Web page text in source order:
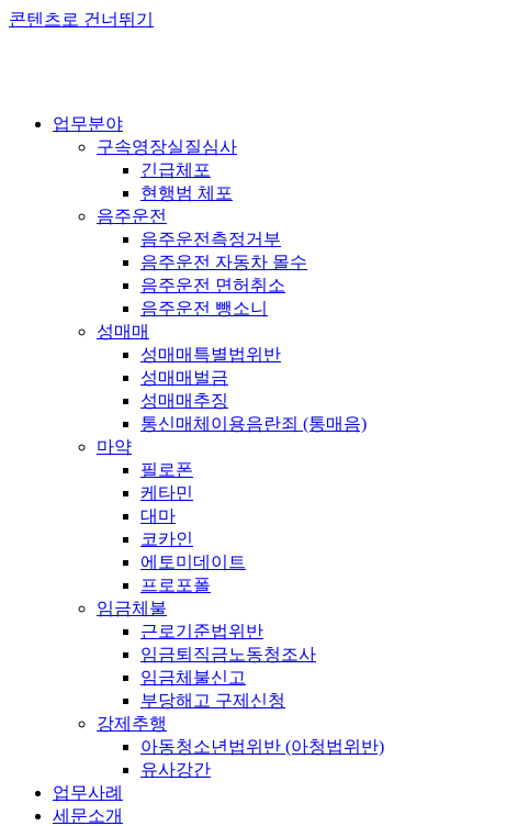
콘텐츠로 건너뛰기
업무분야
구속영장실질심사
긴급체포
현행범 체포
음주운전
음주운전측정거부
음주운전 자동차 몰수
음주운전 면허취소
음주운전 뺑소니
성매매
성매매특별법위반
성매매벌금
성매매추징
통신매체이용음란죄 (통매음)
마약
필로폰
케타민
대마
코카인
에토미데이트
프로포폴
임금체불
근로기준법위반
임금퇴직금노동청조사
임금체불신고
부당해고 구제신청
강제추행
아동청소년법위반 (아청법위반)
유사강간
업무사례
세문소개